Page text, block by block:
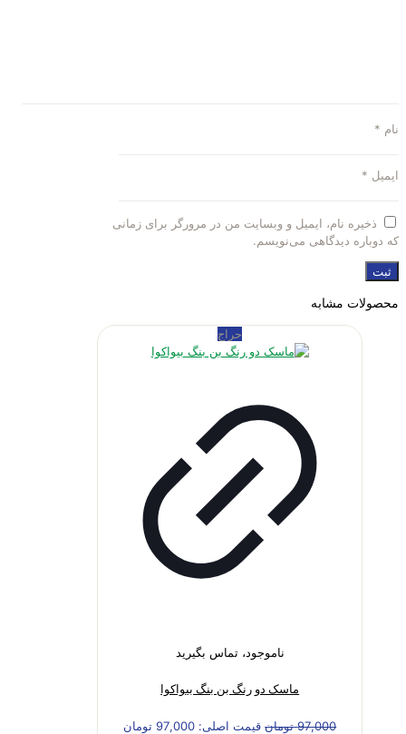
نام *
ایمیل *
ذخیره نام، ایمیل و وبسایت من در مرورگر برای زمانی
که دوباره دیدگاهی می‌نویسم.
محصولات مشابه
حراج
ناموجود، تماس بگیرید
ماسک دو رنگ بن بنگ بیواکوا
97,000 تومان
قیمت اصلی: 97,000 تومان